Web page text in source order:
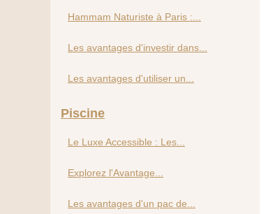
Hammam Naturiste à Paris :...
Les avantages d'investir dans...
Les avantages d'utiliser un...
Piscine
Le Luxe Accessible : Les...
Explorez l'Avantage...
Les avantages d'un pac de...